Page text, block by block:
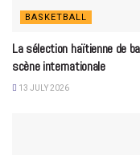
BASKETBALL
La sélection haïtienne de
scène internationale
13 JULY 2026